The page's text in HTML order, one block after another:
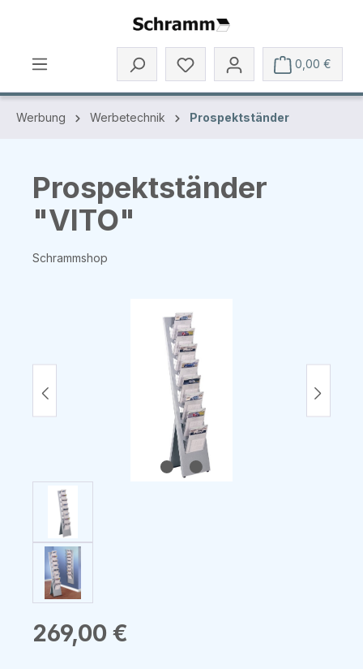
Zum Hauptinhalt springen
0,00 €
Werbung Werbetechnik Prospektständer
Prospektständer
"VITO"
Schrammshop
Regulärer Preis:
269,00 €